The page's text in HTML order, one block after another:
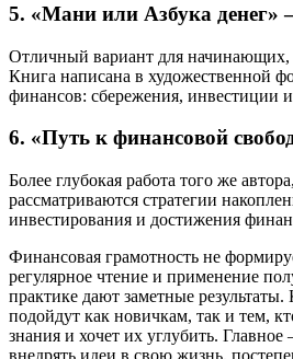
5. «Мани или Азбука
Отличный вариант для начинающих,
Книга написана в художественной
финансов: сбережения, инвестиции
6. «Путь к финансовой
Более глубокая работа того же
рассматриваются стратегии
инвестирования и достижения
Финансовая грамотность не
регулярное чтение и применение
практике дают заметные результаты.
подойдут как новичкам, так и тем,
знания и хочет их углубить.
внедрять идеи в свою жизнь,